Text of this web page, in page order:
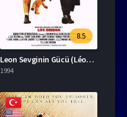
8.5
Leon Sevginin Gücü (Léon: The Professional) izle
1994